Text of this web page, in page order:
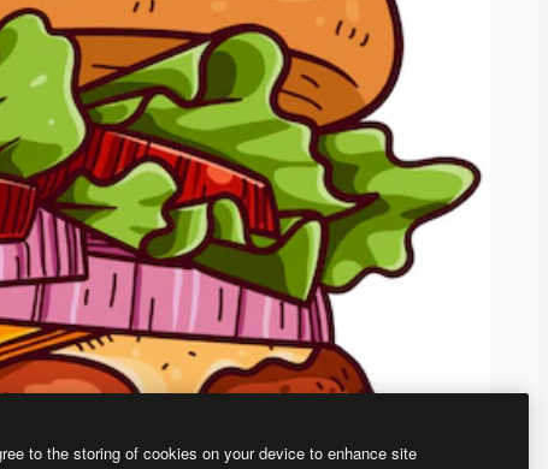
to the storing of cookies on your device to enhance site